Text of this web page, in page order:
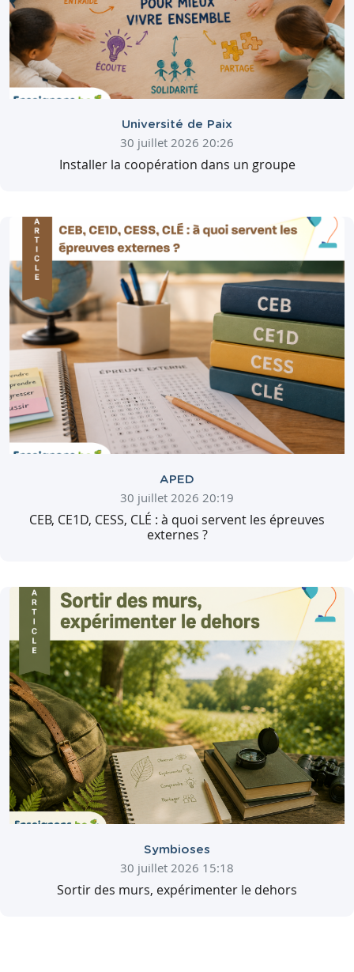
Université de Paix
30 juillet 2026 20:26
Installer la coopération dans un groupe
APED
30 juillet 2026 20:19
CEB, CE1D, CESS, CLÉ : à quoi servent les épreuves
externes ?
Symbioses
30 juillet 2026 15:18
Sortir des murs, expérimenter le dehors